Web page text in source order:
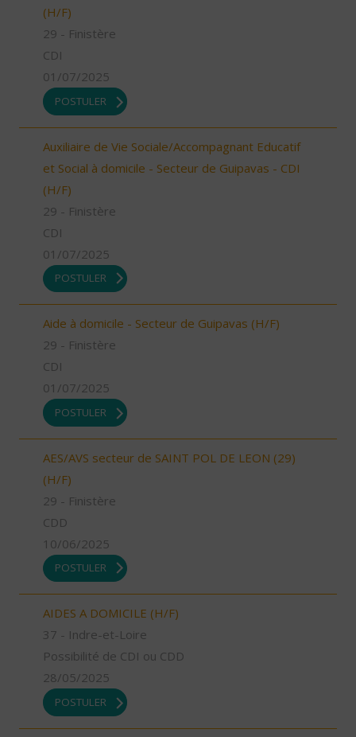
(H/F)
29 - Finistère
CDI
01/07/2025
POSTULER
Auxiliaire de Vie Sociale/Accompagnant Educatif
et Social à domicile - Secteur de Guipavas - CDI
(H/F)
29 - Finistère
CDI
01/07/2025
POSTULER
Aide à domicile - Secteur de Guipavas (H/F)
29 - Finistère
CDI
01/07/2025
POSTULER
AES/AVS secteur de SAINT POL DE LEON (29)
(H/F)
29 - Finistère
CDD
10/06/2025
POSTULER
AIDES A DOMICILE (H/F)
37 - Indre-et-Loire
Possibilité de CDI ou CDD
28/05/2025
POSTULER